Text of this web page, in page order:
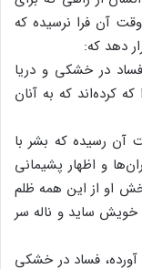
آن فرا نرسیده که
دهد که:
در خشکی و دریا
کرده‌اند که به آنان
آن رسیده که بشر با
و اظهار پشیمانی
او از این همه ظلم
خویش ساید و ناله سر
فساد در خشکی